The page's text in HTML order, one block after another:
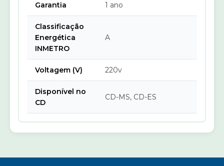
Garantia 1 ano
Classificação
Energética
INMETRO
A
Voltagem (V) 220v
Disponível no
CD
CD-MS, CD-ES